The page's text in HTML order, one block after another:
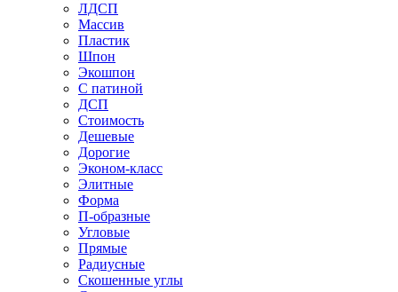
ЛДСП
Массив
Пластик
Шпон
Экошпон
С патиной
ДСП
Стоимость
Дешевые
Дорогие
Эконом-класс
Элитные
Форма
П-образные
Угловые
Прямые
Радиусные
Скошенные углы